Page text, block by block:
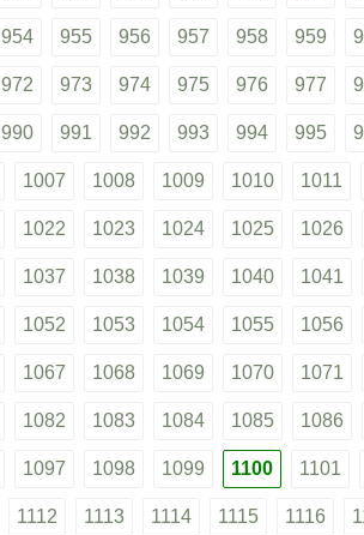
954 955 956 957 958 959
972 973 974 975 976 977
990 991 992 993 994 995
1007 1008 1009 1010 1011
1022 1023 1024 1025 1026
1037 1038 1039 1040 1041
1052 1053 1054 1055 1056
1067 1068 1069 1070 1071
1082 1083 1084 1085 1086
1097 1098 1099 1100 1101
1112 1113 1114 1115 1116